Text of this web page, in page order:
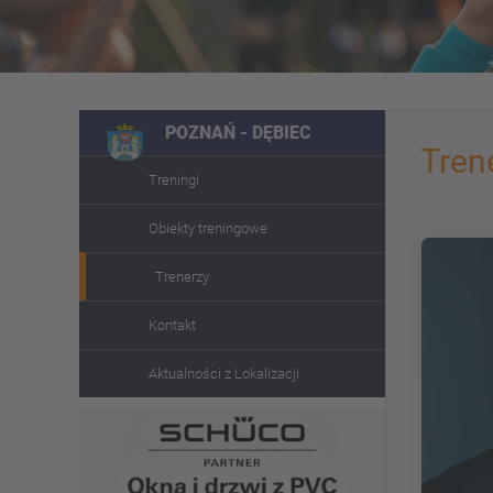
POZNAŃ - DĘBIEC
Treningi
Obiekty treningowe
Trenerzy
Kontakt
Aktualności z Lokalizacji